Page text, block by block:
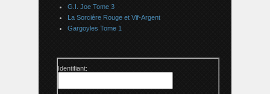
G.I. Joe Tome 3
La Sorcière Rouge et Vif-Argent
Gargoyles Tome 1
Identifiant: